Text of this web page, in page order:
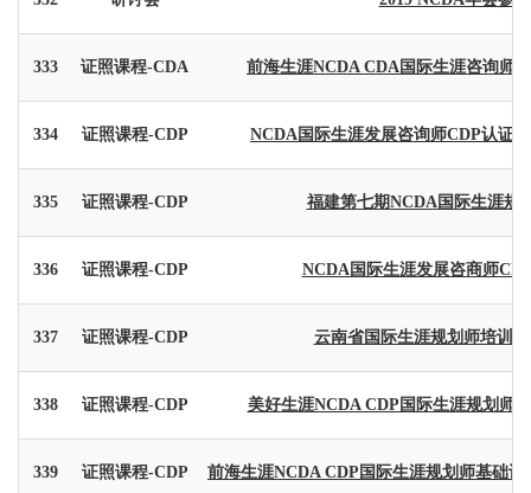
333 证照课程-CDA 前海生涯NCDA CDA国际生涯咨询师
334 证照课程-CDP NCDA国际生涯发展咨询师CDP认证
335 证照课程-CDP 福建第七期NCDA国际生涯规
336 证照课程-CDP NCDA国际生涯发展咨商师
337 证照课程-CDP 云南省国际生涯规划师培训
338 证照课程-CDP 美好生涯NCDA CDP国际生涯规划师
339 证照课程-CDP 前海生涯NCDA CDP国际生涯规划师基础认